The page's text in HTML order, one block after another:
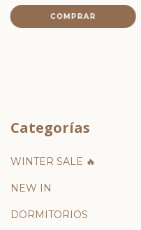
COMPRAR
Categorías
WINTER SALE 🔥
NEW IN
DORMITORIOS